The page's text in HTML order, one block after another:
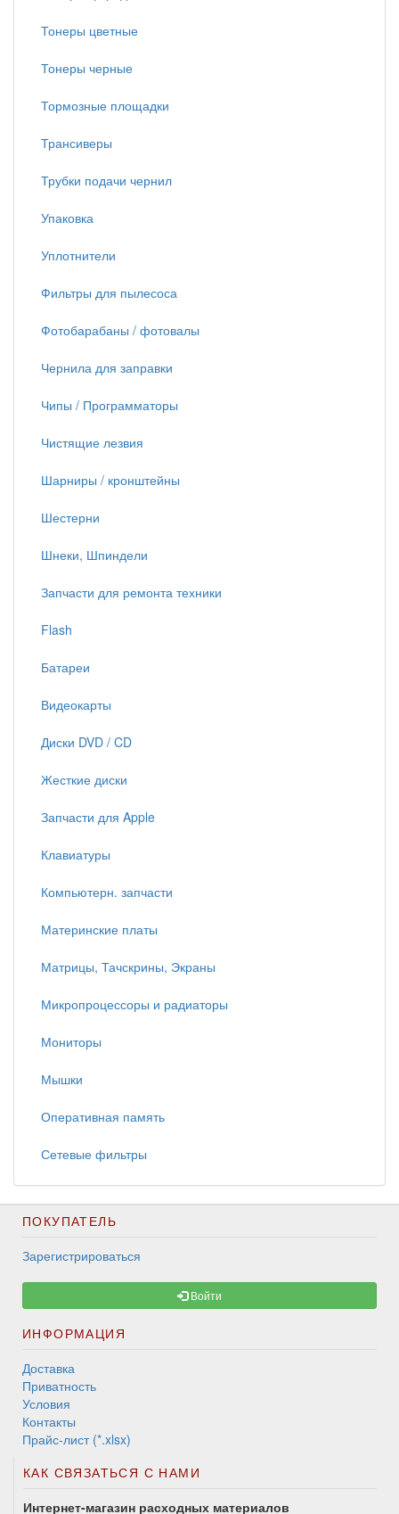
Тонеры цветные
Тонеры черные
Тормозные площадки
Трансиверы
Трубки подачи чернил
Упаковка
Уплотнители
Фильтры для пылесоса
Фотобарабаны / фотовалы
Чернила для заправки
Чипы / Программаторы
Чистящие лезвия
Шарниры / кронштейны
Шестерни
Шнеки, Шпиндели
Запчасти для ремонта техники
Flash
Батареи
Видеокарты
Диски DVD / CD
Жесткие диски
Запчасти для Apple
Клавиатуры
Компьютерн. запчасти
Материнские платы
Матрицы, Тачскрины, Экраны
Микропроцессоры и радиаторы
Мониторы
Мышки
Оперативная память
Сетевые фильтры
ПОКУПАТЕЛЬ
Зарегистрироваться
Войти
ИНФОРМАЦИЯ
Доставка
Приватность
Условия
Контакты
Прайс-лист (*.xlsx)
КАК СВЯЗАТЬСЯ С НАМИ
Интернет-магазин расходных материалов